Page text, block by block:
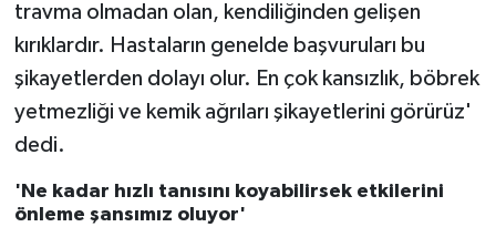
travma olmadan olan, kendiliğinden gelişen
kırıklardır. Hastaların genelde başvuruları bu
şikayetlerden dolayı olur. En çok kansızlık, böbrek
yetmezliği ve kemik ağrıları şikayetlerini görürüz'
dedi.
'Ne kadar hızlı tanısını koyabilirsek etkilerini
önleme şansımız oluyor'